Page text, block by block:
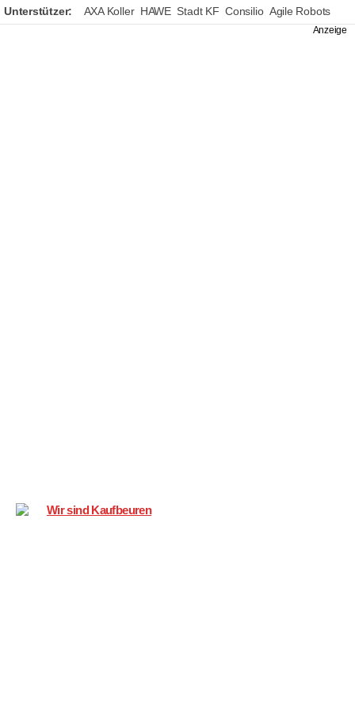
Unterstützer: AXA Koller HAWE Stadt KF Consilio Agile Robots